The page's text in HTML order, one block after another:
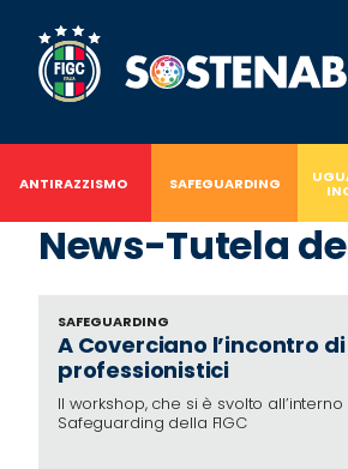
Sostenabilia
Antirazzismo
e
Inclusione
Abilità
Salute
ANTIRAZZISMO SAFEGUARDING
News-Tutela
SAFEGUARDING
A Coverciano l’incontro
professionistici
Il workshop, che si è svolto
Safeguarding della FIGC